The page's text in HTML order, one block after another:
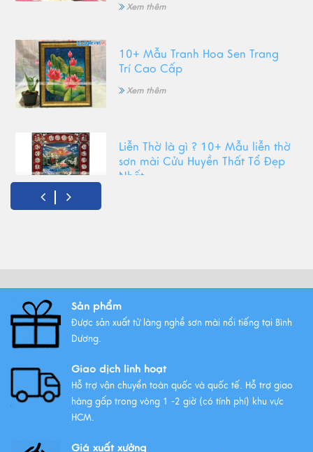
Xem thêm
10+ Mẫu Tranh Hoa Sen Trang
Trí Cao Cấp
Xem thêm
Liễn Thờ là gì ? 10+ Mẫu liễn thờ
sơn mài Cửu Huyền Thất Tổ Đẹp
Nhất
Xem thêm
Sản phẩm
Được sản xuất từ làng nghề sơn mài nổi tiếng tại Bình
Dương.
Giao dịch linh hoạt
Hỗ trợ vận chuyển toàn quốc và quốc tế. Hỗ trợ giao
hàng gấp trong vòng 1 -2 giờ (có tính phí) khu vực
HCM.
Giá xuất xưởng